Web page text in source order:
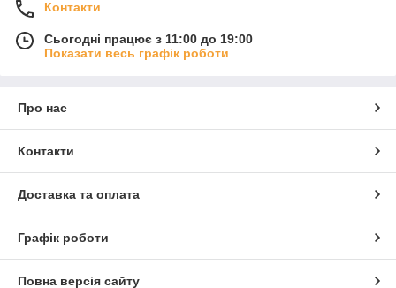
Контакти
Сьогодні працює з 11:00 до 19:00
Показати весь графік роботи
Про нас
Контакти
Доставка та оплата
Графік роботи
Повна версія сайту